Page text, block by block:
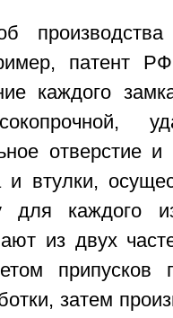
патент
каждого
отверстие и
и втулки,
для каждого
из двух
припусков
затем